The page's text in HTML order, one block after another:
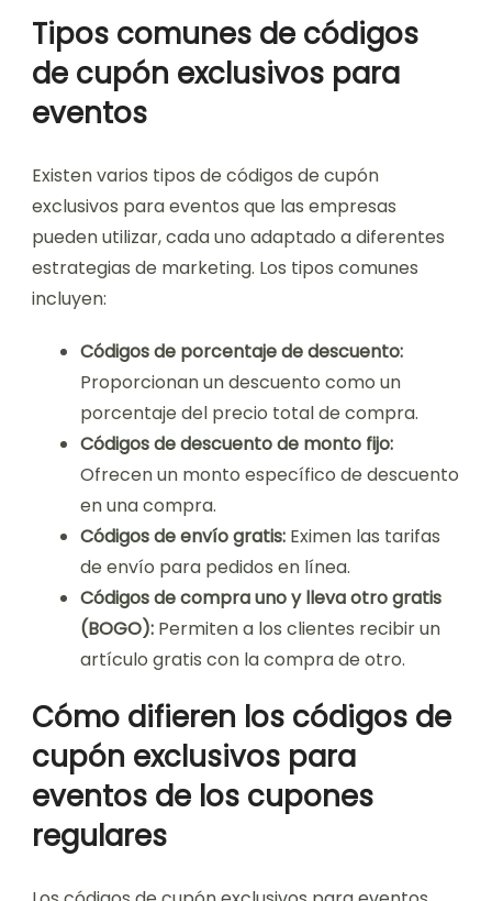
Tipos comunes de códigos
de cupón exclusivos para
eventos
Existen varios tipos de códigos de cupón
exclusivos para eventos que las empresas
pueden utilizar, cada uno adaptado a diferentes
estrategias de marketing. Los tipos comunes
incluyen:
Códigos de porcentaje de descuento:
Proporcionan un descuento como un
porcentaje del precio total de compra.
Códigos de descuento de monto fijo:
Ofrecen un monto específico de descuento
en una compra.
Códigos de envío gratis: Eximen las tarifas
de envío para pedidos en línea.
Códigos de compra uno y lleva otro gratis
(BOGO): Permiten a los clientes recibir un
artículo gratis con la compra de otro.
Cómo difieren los códigos de
cupón exclusivos para
eventos de los cupones
regulares